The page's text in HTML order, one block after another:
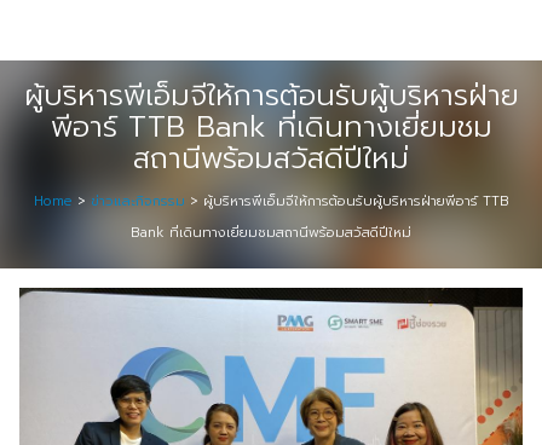
Event & Exhibition Solution
intro
Media Solution
Seminar Service Solution
Trading & E-Commerce Solution
จัดงานแสดงสินค้าและอีเว้นท์ต่าง ๆ
ผู้บริหารพีเอ็มจีให้การต้อนรับผู้บริหารฝ่าย
พีอาร์ TTB Bank ที่เดินทางเยี่ยมชม
สถานีพร้อมสวัสดีปีใหม่
Home > ข่าวและกิจกรรม > ผู้บริหารพีเอ็มจีให้การต้อนรับผู้บริหารฝ่ายพีอาร์ TTB
Bank ที่เดินทางเยี่ยมชมสถานีพร้อมสวัสดีปีใหม่